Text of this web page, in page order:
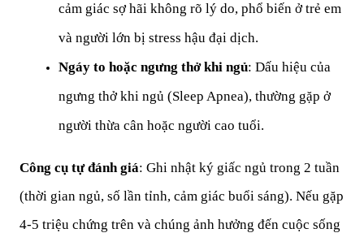
cảm giác sợ hãi không rõ lý do, phổ biến ở trẻ em
và người lớn bị stress hậu đại dịch.
Ngáy to hoặc ngưng thở khi ngủ: Dấu hiệu của
ngưng thở khi ngủ (Sleep Apnea), thường gặp ở
người thừa cân hoặc người cao tuổi.
Công cụ tự đánh giá: Ghi nhật ký giấc ngủ trong 2 tuần
(thời gian ngủ, số lần tỉnh, cảm giác buổi sáng). Nếu gặp
4-5 triệu chứng trên và chúng ảnh hưởng đến cuộc sống